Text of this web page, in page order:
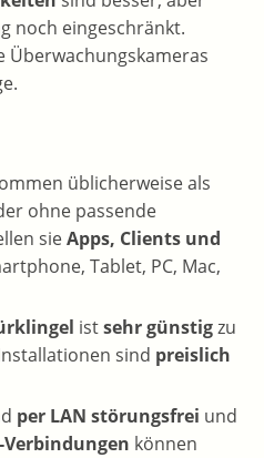
noch eingeschränkt.
Überwachungskameras
üblicherweise als
ohne passende
sieApps, Clients und
Tablet, PC, Mac,
istsehr günstigzu
sind preislich
per LAN störungsfrei und
können